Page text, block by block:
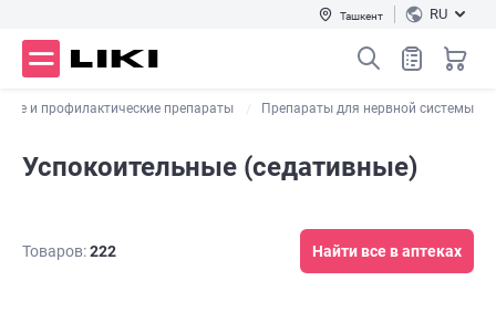
Ташкент RU
и профилактические препараты Препараты для нервной системы
Успокоительные (седативные)
Товаров:222 Найти все в аптеках